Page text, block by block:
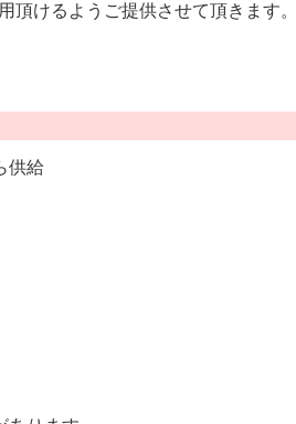
けるようご提供させて頂きます。
供給